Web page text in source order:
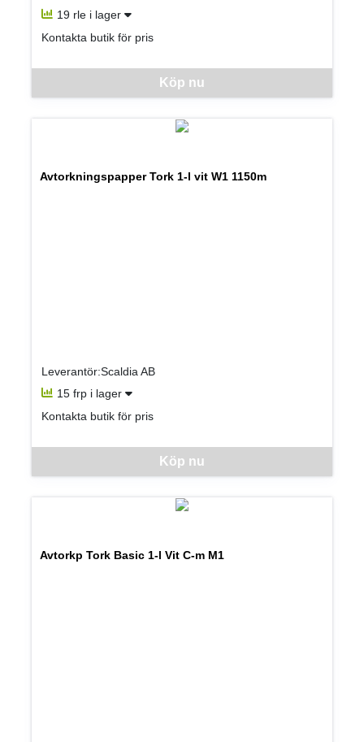
19 rle i lager
Köp nu
Kontakta butik för pris
Avtorkningspapper Tork 1-l vit W1 1150m
Leverantör:Scaldia AB
15 frp i lager
Köp nu
Kontakta butik för pris
Avtorkp Tork Basic 1-l Vit C-m M1